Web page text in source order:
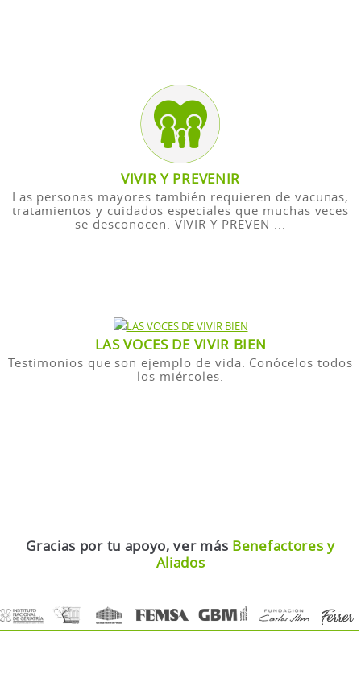
VIVIR Y PREVENIR
Las personas mayores también requieren de vacunas,
tratamientos y cuidados especiales que muchas veces
se desconocen. VIVIR Y PREVEN ...
LAS VOCES DE VIVIR BIEN
Testimonios que son ejemplo de vida. Conócelos todos
los miércoles.
Gracias por tu apoyo, ver más Benefactores y
Aliados